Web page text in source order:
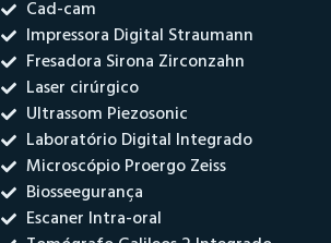
Cad-cam
Impressora Digital Straumann
Fresadora Sirona Zirconzahn
Laser cirúrgico
Ultrassom Piezosonic
Laboratório Digital Integrado
Microscópio Proergo Zeiss
Biosseegurança
Escaner Intra-oral